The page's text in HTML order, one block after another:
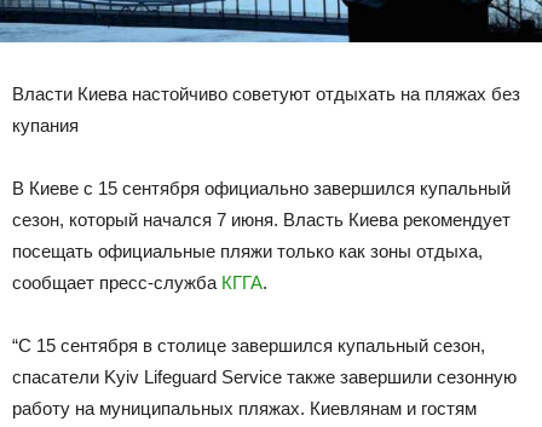
Власти Киева настойчиво советуют отдыхать на пляжах без
купания
В Киеве с 15 сентября официально завершился купальный
сезон, который начался 7 июня. Власть Киева рекомендует
посещать официальные пляжи только как зоны отдыха,
сообщает пресс-служба КГГА.
“С 15 сентября в столице завершился купальный сезон,
спасатели Kyiv Lifeguard Service также завершили сезонную
работу на муниципальных пляжах. Киевлянам и гостям